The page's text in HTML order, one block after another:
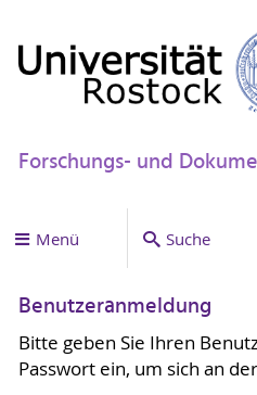
Forschungs- und
Menü Suche
Benutzeranmeldung
Bitte geben Sie Ihren
Passwort ein, um sich an